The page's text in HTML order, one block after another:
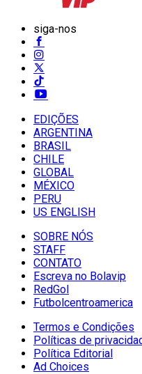
siga-nos
EDIÇÕES
ARGENTINA
BRASIL
CHILE
GLOBAL
MÉXICO
PERU
US ENGLISH
SOBRE NÓS
STAFF
CONTATO
Escreva no Bolavip
RedGol
Futbolcentroamerica
Termos e Condições
Políticas de
Política Editorial
Ad Choices